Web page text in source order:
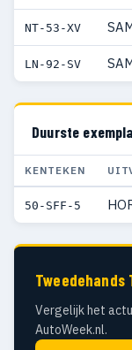
NT-53-XV
LN-92-SV
Duurste
KENTEKEN
50-SFF-5
Vergelijk het
AutoWeek.nl.